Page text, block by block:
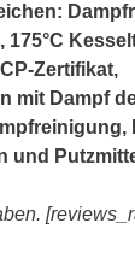
Zertifikat,
mit Dampf
und